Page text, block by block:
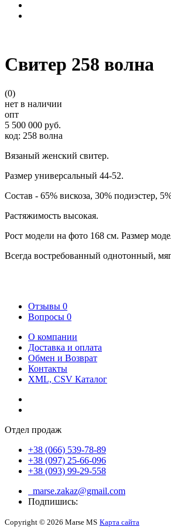
Свитер 258 волна
(0)
нет в наличии
опт
5 500 000 руб.
код: 258 волна
Вязаный женский свитер.
Размер универсальный 44-52.
Состав - 65% вискоза, 30% подиэстер,
Растяжимость высокая.
Рост модели на фото 168 см. Размер
Всегда востребованный однотонный,
Отзывы 0
Вопросы 0
О компании
Доставка и оплата
Обмен и Возврат
Контакты
XML, CSV Каталог
Отдел продаж
+38 (066) 539-78-89
+38 (097) 25-66-096
+38 (093) 99-29-558
marse.zakaz@gmail.com
Подпишись:
Copyright © 2026 Marse MS Карта сайта